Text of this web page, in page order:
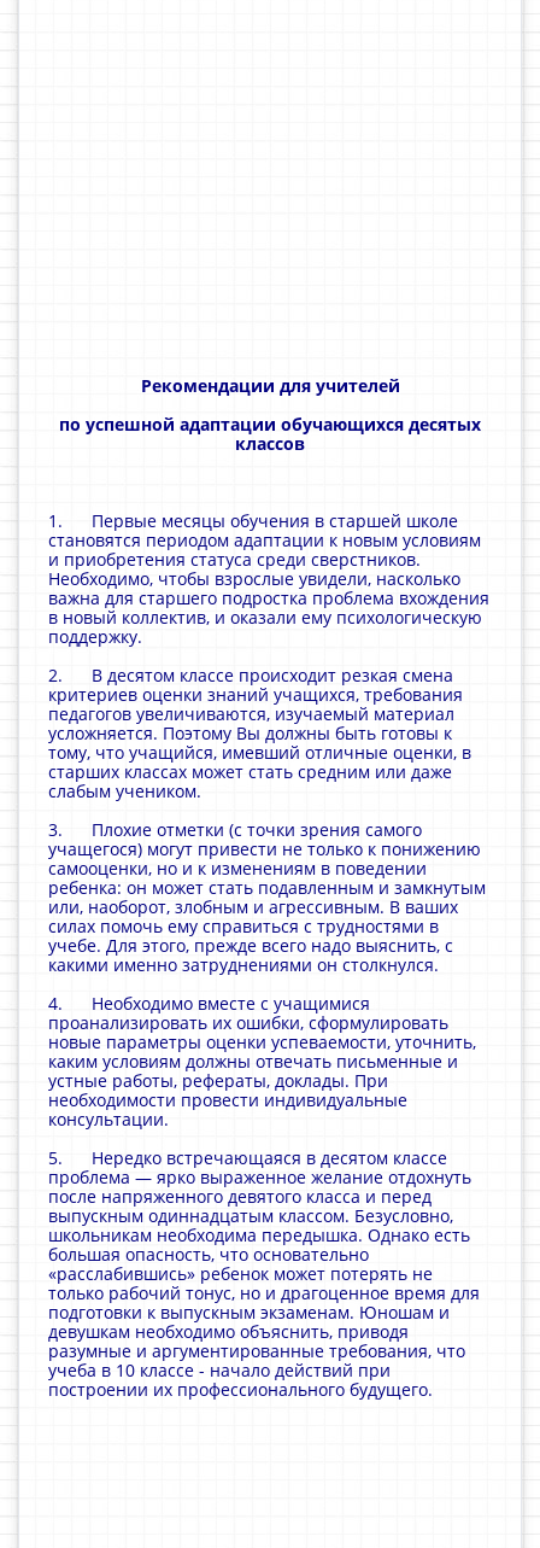
Рекомендации для учителей
по успешной адаптации обучающихся десятых
классов
1. Первые месяцы обучения в старшей школе
становятся периодом адаптации к новым условиям
и приобретения статуса среди сверстников.
Необходимо, чтобы взрослые увидели, насколько
важна для старшего подростка проблема вхождения
в новый коллектив, и оказали ему психологическую
поддержку.
2. В десятом классе происходит резкая смена
критериев оценки знаний учащихся, требования
педагогов увеличиваются, изучаемый материал
усложняется. Поэтому Вы должны быть готовы к
тому, что учащийся, имевший отличные оценки, в
старших классах может стать средним или даже
слабым учеником.
3. Плохие отметки (с точки зрения самого
учащегося) могут привести не только к понижению
самооценки, но и к изменениям в поведении
ребенка: он может стать подавленным и замкнутым
или, наоборот, злобным и агрессивным. В ваших
силах помочь ему справиться с трудностями в
учебе. Для этого, прежде всего надо выяснить, с
какими именно затруднениями он столкнулся.
4. Необходимо вместе с учащимися
проанализировать их ошибки, сформулировать
новые параметры оценки успеваемости, уточнить,
каким условиям должны отвечать письменные и
устные работы, рефераты, доклады. При
необходимости провести индивидуальные
консультации.
5. Нередко встречающаяся в десятом классе
проблема — ярко выраженное желание отдохнуть
после напряженного девятого класса и перед
выпускным одиннадцатым классом. Безусловно,
школьникам необходима передышка. Однако есть
большая опасность, что основательно
«расслабившись» ребенок может потерять не
только рабочий тонус, но и драгоценное время для
подготовки к выпускным экзаменам. Юношам и
девушкам необходимо объяснить, приводя
разумные и аргументированные требования, что
учеба в 10 классе - начало действий при
построении их профессионального будущего.